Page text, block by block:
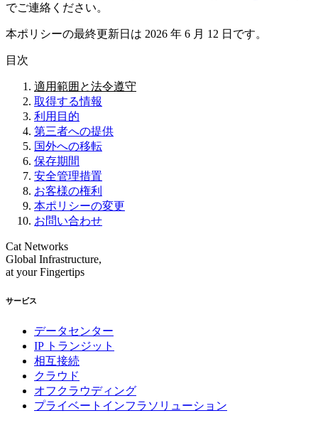
でご連絡ください。
本ポリシーの最終更新日は 2026 年 6 月 12 日です。
目次
適用範囲と法令遵守
取得する情報
利用目的
第三者への提供
国外への移転
保存期間
安全管理措置
お客様の権利
本ポリシーの変更
お問い合わせ
Cat Networks
Global Infrastructure,
at your Fingertips
サービス
データセンター
IP トランジット
相互接続
クラウド
オフクラウディング
プライベートインフラソリューション